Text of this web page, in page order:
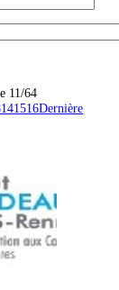
11/64
141516Dernière